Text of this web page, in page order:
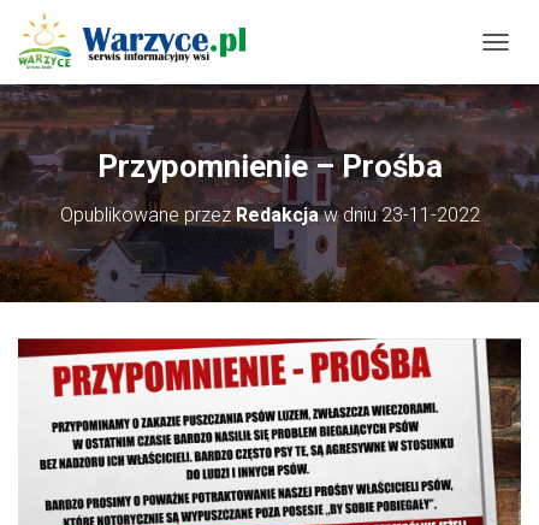
R
Z
Ą
Z
N
A
G
C
J
Ę
Przypomnienie – Prośba
Opublikowane przezRedakcjaw dniu23-11-2022